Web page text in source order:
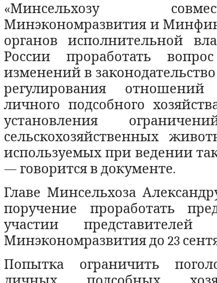
«Минсельхозу
Минэкономразвития и
органов исполнительной
России проработать
изменений в
регулирования
личного подсобного
установления
сельскохозяйственных
используемых при ведении
— говорится в документе.
Главе Минсельхоза
поручение проработать
участии
Минэкономразвития до 23
Попытка ограничить